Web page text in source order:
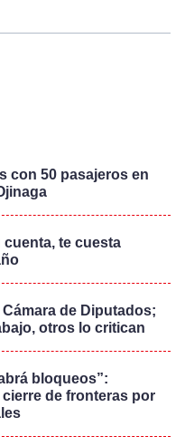
con 50 pasajeros en
cuenta, te cuesta
de Diputados;
otros lo critican
bloqueos”:
de fronteras por